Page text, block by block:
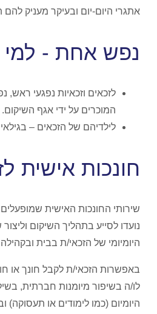
אתגרי היום-יום ובעיקר מעניק להם
נפש אחת - למי
לזכאים וזכאיות נפגעי ראש,
המוכרים על ידי אגף השיקום.
לילדיהם של הזכאים – בגילאי 5 עד 18.
חונכות אישית
שירותי החונכות האישית
נועדו לסייע בתהליך השיקום
היומיומי של הזכאי/ת בבית ובקהילה
באפשרות הזכאי/ת לקבל חונך או
לו/ה בשיפור מיומנות חברתית,
היומיום (כמו לימודים או תעסוקה)